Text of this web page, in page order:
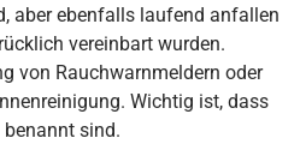
aber ebenfalls laufend anfallen
vereinbart wurden.
von Rauchwarnmeldern oder
Wichtig ist, dass
sind.